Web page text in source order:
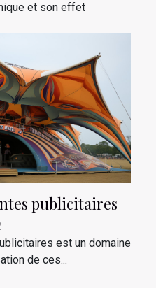
et son effet
publicitaires
est un domaine
de ces...